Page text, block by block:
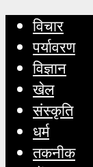
विचार
पर्यावरण
विज्ञान
खेल
संस्कृति
धर्म
तकनीक